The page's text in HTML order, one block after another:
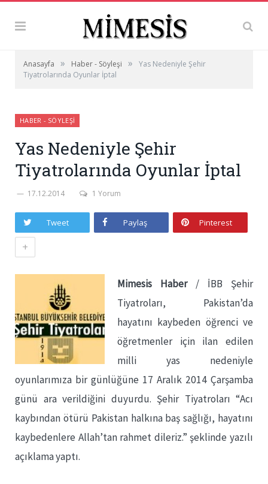
Anasayfa » Haber - Söyleşi »
Yas Nedeniyle Şehir
Tiyatrolarında Oyunlar İptal
HABER - SÖYLEŞI
Yas Nedeniyle Şehir
Tiyatrolarında Oyunlar İptal
17.12.2014 1 Yorum
Tweet Paylaş Pinterest
+
Mimesis Haber/ İBB Şehir
Tiyatroları, Pakistan’da
hayatını kaybeden öğrenci ve
öğretmenler için ilan edilen
milli yas nedeniyle
oyunlarımıza bir günlüğüne 17 Aralık 2014 Çarşamba
günü ara verildiğini duyurdu. Şehir Tiyatroları “Acı
kaybından ötürü Pakistan halkına baş sağlığı, hayatını
kaybedenlere Allah’tan rahmet dileriz.” şeklinde yazılı
açıklama yaptı.